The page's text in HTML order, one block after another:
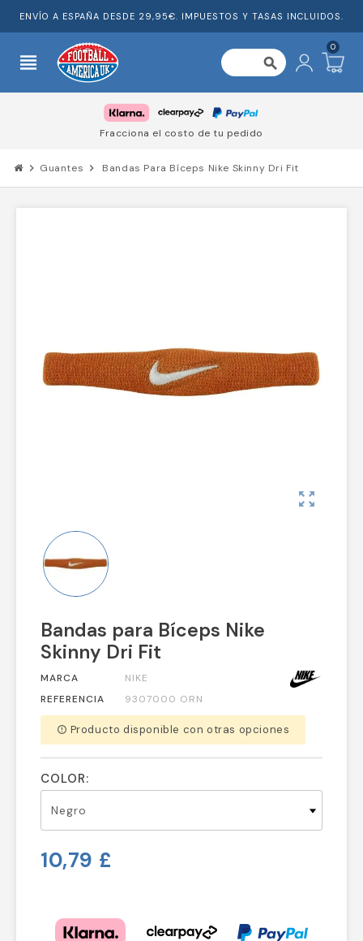
ENVÍO A ESPAÑA DESDE 29,95€. IMPUESTOS Y TASAS INCLUIDOS.
view_headline search
0
Fracciona el costo de tu pedido
chevron_right Guantes chevron_right Bandas Para Bíceps Nike Skinny Dri Fit
zoom_out_map
Bandas para Bíceps Nike
Skinny Dri Fit
MARCA
NIKE
REFERENCIA
9307000 ORN
error_outline Producto disponible con otras opciones
COLOR:
10,79 £